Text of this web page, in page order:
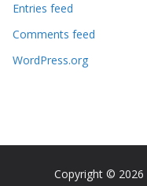
Entries feed
Comments feed
WordPress.org
Copyright © 2026